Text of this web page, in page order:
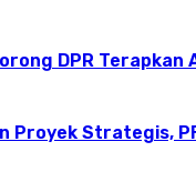
DPR
Proyek Strategis,